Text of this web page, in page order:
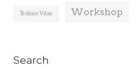
Tedium Vitae Workshop
Search